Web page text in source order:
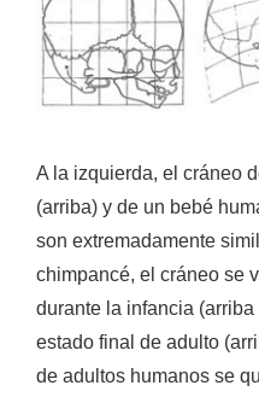
A la izquierda, el cráneo
(arriba) y de un bebé
son extremadamente
chimpancé, el cráneo se
durante la infancia
estado final de adulto
de adultos humanos se